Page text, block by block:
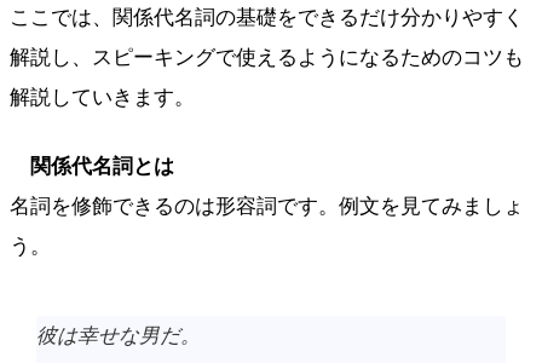
ここでは、関係代名詞の基礎をできるだけ分かりやすく
解説し、スピーキングで使えるようになるためのコツも
解説していきます。
関係代名詞とは
名詞を修飾できるのは形容詞です。例文を見てみましょ
う。
彼は幸せな男だ。